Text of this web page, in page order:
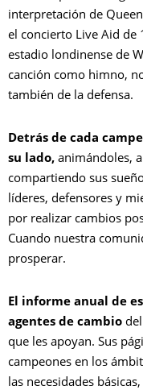
interpretación de
el concierto Live Aid de
estadio londinense de
canción como himno,
también de la defensa.
Detrás de cada
su lado, animándoles,
compartiendo sus
líderes, defensores y
por realizar cambios
Cuando nuestra
prosperar.
El informe anual de
agentes de cambio
que les apoyan. Sus
campeones en los
las necesidades